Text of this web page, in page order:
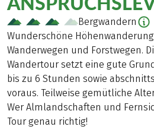
Bergwandern
Wunderschöne
Wanderwegen und Forstwegen.
Wandertour setzt eine gute
bis zu 6 Stunden sowie
voraus. Teilweise gemütliche
Wer Almlandschaften und
Tour genau richtig!